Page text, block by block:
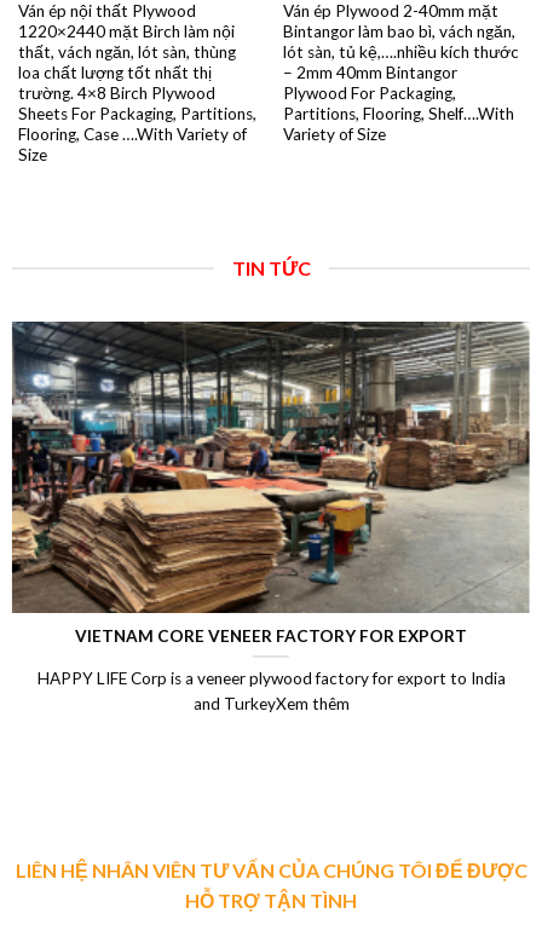
Ván ép nội thất Plywood
1220×2440 mặt Birch làm nội
thất, vách ngăn, lót sàn, thùng
loa chất lượng tốt nhất thị
trường. 4×8 Birch Plywood
Sheets For Packaging, Partitions,
Flooring, Case ….With Variety of
Size
Ván ép Plywood 2-40mm mặt
Bintangor làm bao bì, vách ngăn,
lót sàn, tủ kệ,….nhiều kích thước
– 2mm 40mm Bintangor
Plywood For Packaging,
Partitions, Flooring, Shelf….With
Variety of Size
TIN TỨC
VIETNAM CORE VENEER FACTORY FOR EXPORT
HAPPY LIFE Corp is a veneer plywood factory for export to India
and TurkeyXem thêm
LIÊN HỆ NHÂN VIÊN TƯ VẤN CỦA CHÚNG TÔI ĐỂ ĐƯỢC
HỖ TRỢ TẬN TÌNH